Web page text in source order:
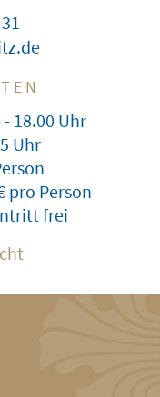
18.00 Uhr
Uhr
pro Person
frei